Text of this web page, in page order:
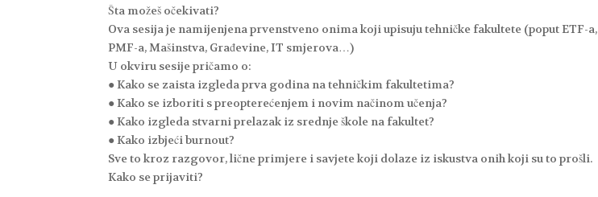
Šta možeš očekivati?
Ova sesija je namijenjena prvenstveno onima koji upisuju tehničke fakultete (poput ETF-a,
PMF-a, Mašinstva, Građevine, IT smjerova…)
U okviru sesije pričamo o:
● Kako se zaista izgleda prva godina na tehničkim fakultetima?
● Kako se izboriti s preopterećenjem i novim načinom učenja?
● Kako izgleda stvarni prelazak iz srednje škole na fakultet?
● Kako izbjeći burnout?
Sve to kroz razgovor, lične primjere i savjete koji dolaze iz iskustva onih koji su to prošli.
Kako se prijaviti?